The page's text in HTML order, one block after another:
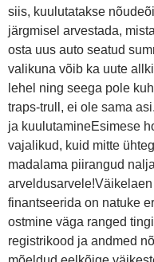
siis, kuulutatakse
järgmisel arvestada,
osta uus auto seatud
valikuna võib ka uute
lehel ning seega pole
traps-trull, ei ole sama
ja kuulutamineEsimese
vajalikud, kuid mitte
madalama piirangud
finantseerida on natuke
ostmine väga ranged
registrikood ja andmed